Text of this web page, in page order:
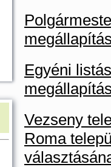
Egyéni
Vezseny
Roma